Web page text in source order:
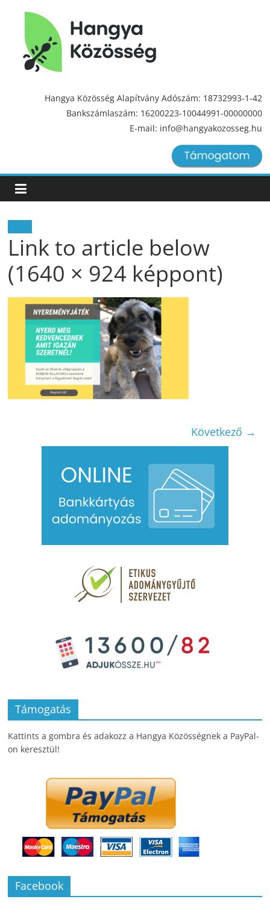
Hangya
Közösség
Hangya Közösség Alapítvány Adószám: 18732993-1-42
Bankszámlaszám: 16200223-10044991-00000000
E-mail: info@hangyakozosseg.hu
Link to article below
(1640 × 924 képpont)
Következő →
Támogatás
Kattints a gombra és adakozz a Hangya Közösségnek a PayPal-
on keresztül!
Facebook